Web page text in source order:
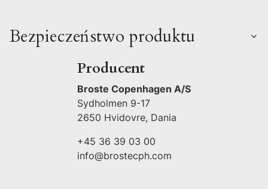
Bezpieczeństwo produktu
Producent
Broste Copenhagen A/S
Sydholmen 9-17
2650 Hvidovre, Dania
+45 36 39 03 00
info@brostecph.com